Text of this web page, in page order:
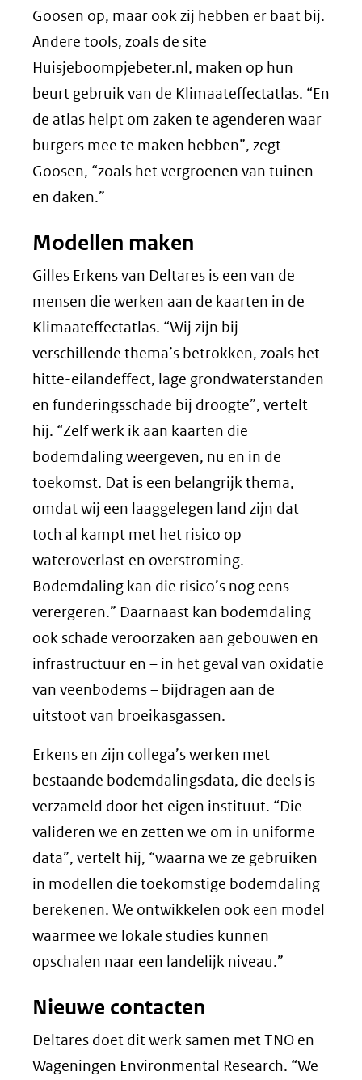
Goosen op, maar ook zij hebben er baat bij.
Andere tools, zoals de site
Huisjeboompjebeter.nl, maken op hun
beurt gebruik van de Klimaateffectatlas. “En
de atlas helpt om zaken te agenderen waar
burgers mee te maken hebben”, zegt
Goosen, “zoals het vergroenen van tuinen
en daken.”
Modellen maken
Gilles Erkens van Deltares is een van de
mensen die werken aan de kaarten in de
Klimaateffectatlas. “Wij zijn bij
verschillende thema’s betrokken, zoals het
hitte-eilandeffect, lage grondwaterstanden
en funderingsschade bij droogte”, vertelt
hij. “Zelf werk ik aan kaarten die
bodemdaling weergeven, nu en in de
toekomst. Dat is een belangrijk thema,
omdat wij een laaggelegen land zijn dat
toch al kampt met het risico op
wateroverlast en overstroming.
Bodemdaling kan die risico’s nog eens
verergeren.” Daarnaast kan bodemdaling
ook schade veroorzaken aan gebouwen en
infrastructuur en – in het geval van oxidatie
van veenbodems – bijdragen aan de
uitstoot van broeikasgassen.
Erkens en zijn collega’s werken met
bestaande bodemdalingsdata, die deels is
verzameld door het eigen instituut. “Die
valideren we en zetten we om in uniforme
data”, vertelt hij, “waarna we ze gebruiken
in modellen die toekomstige bodemdaling
berekenen. We ontwikkelen ook een model
waarmee we lokale studies kunnen
opschalen naar een landelijk niveau.”
Nieuwe contacten
Deltares doet dit werk samen met TNO en
Wageningen Environmental Research. “We